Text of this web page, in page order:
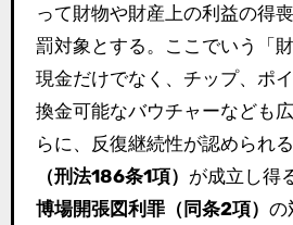
って財物や財産上の利益の得
罰対象とする。ここでいう「
現金だけでなく、チップ、ポ
換金可能なバウチャーなども
らに、反復継続性が認められ
（刑法186条1項） が成立し得
博場開張図利罪（同条2項） の